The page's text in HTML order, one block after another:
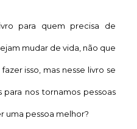
para quem precisa de
mudar de vida, não que
isso, mas nesse livro se
nos tornamos pessoas
uma pessoa melhor?